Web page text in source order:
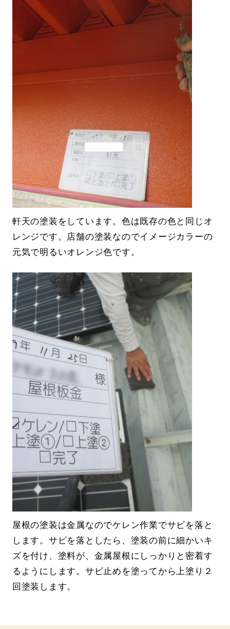
軒天の塗装をしています。色は既存の色と同じオ
レンジです。店舗の塗装なのでイメージカラーの
元気で明るいオレンジ色です。
屋根の塗装は金属なのでケレン作業でサビを落と
します。サビを落としたら、塗装の前に細かいキ
ズを付け、塗料が、金属屋根にしっかりと密着す
るようにします。サビ止めを塗ってから上塗り２
回塗装します。